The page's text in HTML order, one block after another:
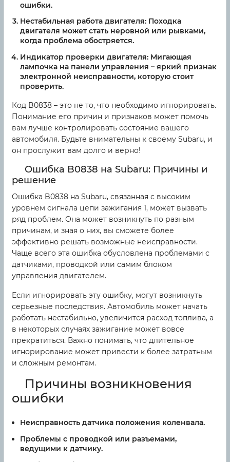
ошибки.
Нестабильная работа двигателя: Походка
двигателя может стать неровной или рывками,
когда проблема обостряется.
Индикатор проверки двигателя: Мигающая
лампочка на панели управления – яркий признак
электронной неисправности, которую стоит
проверить.
Код B0838 – это не то, что необходимо игнорировать.
Понимание его причин и признаков может помочь
вам лучше контролировать состояние вашего
автомобиля. Будьте внимательны к своему Subaru, и
он прослужит вам долго и верно!
Ошибка B0838 на Subaru: Причины и
решение
Ошибка B0838 на Subaru, связанная с высоким
уровнем сигнала цепи зажигания 1, может вызвать
ряд проблем. Она может возникнуть по разным
причинам, и зная о них, вы сможете более
эффективно решать возможные неисправности.
Чаще всего эта ошибка обусловлена проблемами с
датчиками, проводкой или самим блоком
управления двигателем.
Если игнорировать эту ошибку, могут возникнуть
серьезные последствия. Автомобиль может начать
работать нестабильно, увеличится расход топлива, а
в некоторых случаях зажигание может вовсе
прекратиться. Важно понимать, что длительное
игнорирование может привести к более затратным
и сложным ремонтам.
Причины возникновения
ошибки
Неисправность датчика положения коленвала.
Проблемы с проводкой или разъемами,
ведущими к датчику.